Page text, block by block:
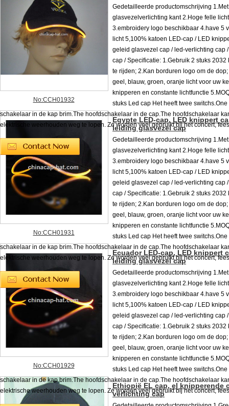
No:CCH01932
Gedetailleerde productomschrijving
glasvezelverlichting kant 2.Hoge felle
3.embroidery logo beschikbaar 4.have 5
licht 5,100% katoen LED-cap / LED
geleid glasvezel cap / led-verlichting cap
cap / Specificatie: 1.Gebruik 2 stuks 2032
te rijden; 2.Kan borduren logo om de
geel, blauw, groen, oranje licht voor uw
knipperen en constante lichtfunctie
stuks Led cap Het heeft twee
schakelaar in de kap brim.The hoofdschakelaar in de cap.The hoofdschakelaar
elektrische weerhouden weg te lopen. Ze worden veel gebruikt bij het concert,
No:CCH01931
Egypte LED-cap, LED knippert
leiding glasvezel cap
Gedetailleerde productomschrijving
glasvezelverlichting kant 2.Hoge felle
3.embroidery logo beschikbaar 4.have 5
licht 5,100% katoen LED-cap / LED
geleid glasvezel cap / led-verlichting cap
cap / Specificatie: 1.Gebruik 2 stuks 2032
te rijden; 2.Kan borduren logo om de
geel, blauw, groen, oranje licht voor uw
knipperen en constante lichtfunctie
stuks Led cap Het heeft twee
schakelaar in de kap brim.The hoofdschakelaar in de cap.The hoofdschakelaar
elektrische weerhouden weg te lopen. Ze worden veel gebruikt bij het concert,
No:CCH01929
Ecuador LED-cap, LED knippert
leiding glasvezel cap
Gedetailleerde productomschrijving
glasvezelverlichting kant 2.Hoge felle
3.embroidery logo beschikbaar 4.have 5
licht 5,100% katoen LED-cap / LED
geleid glasvezel cap / led-verlichting cap
cap / Specificatie: 1.Gebruik 2 stuks 2032
te rijden; 2.Kan borduren logo om de
geel, blauw, groen, oranje licht voor uw
knipperen en constante lichtfunctie
stuks Led cap Het heeft twee
schakelaar in de kap brim.The hoofdschakelaar in de cap.The hoofdschakelaar
elektrische weerhouden weg te lopen. Ze worden veel gebruikt bij het concert,
Ethiopië EL cap, el knipperende
verlichting cap